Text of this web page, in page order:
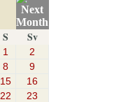
S Sv
1
2
8
9
15
16
22
23